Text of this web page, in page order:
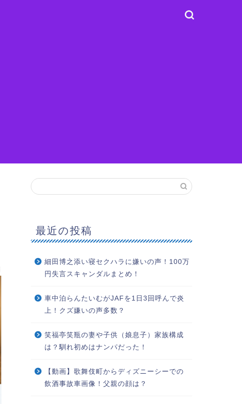
最近の投稿
細田博之添い寝セクハラに嫌いの声！100万
円失言スキャンダルまとめ！
車中泊らんたいむがJAFを1日3回呼んで炎
上！クズ嫌いの声多数？
笑福亭笑瓶の妻や子供（娘息子）家族構成
は？馴れ初めはナンパだった！
【動画】歌舞伎町からディズニーシーでの
飲酒事故車画像！父親の顔は？